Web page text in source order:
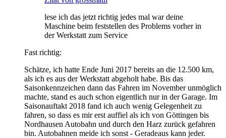
lese ich das jetzt richtig jedes mal war deine
Maschine beim feststellen des Problems vorher in
der Werkstatt zum Service
Fast richtig:
Schätze, ich hatte Ende Juni 2017 bereits an die 12.500 km,
als ich es aus der Werkstatt abgeholt habe. Bis das
Saisonkennzeichen dann das Fahren im November unmöglich
machte, stand es auch schon eigentlich nur in der Garage. Im
Saisonauftakt 2018 fand ich auch wenig Gelegenheit zu
fahren, so dass es mir erst auffiel als ich von Göttingen bis
Nordhausen Autobahn und durch den Harz zurück gefahren
bin. Autobahnen meide ich sonst - Geradeaus kann jeder.